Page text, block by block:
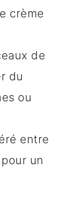
crème
de
du
ou
entre
un